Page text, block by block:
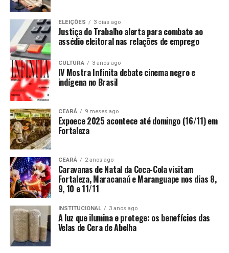
ELEIÇÕES 3 dias ago
Justiça do Trabalho alerta para combate ao
assédio eleitoral nas relações de emprego
CULTURA 3 anos ago
IV Mostra Infinita debate cinema negro e
indígena no Brasil
CEARÁ 9 meses ago
Expoece 2025 acontece até domingo (16/11) em
Fortaleza
CEARÁ 2 anos ago
Caravanas de Natal da Coca-Cola visitam
Fortaleza, Maracanaú e Maranguape nos dias 8,
9, 10 e 11/11
INSTITUCIONAL 3 anos ago
A luz que ilumina e protege: os benefícios das
Velas de Cera de Abelha